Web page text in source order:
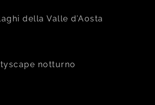
della Valle d’Aosta
notturno